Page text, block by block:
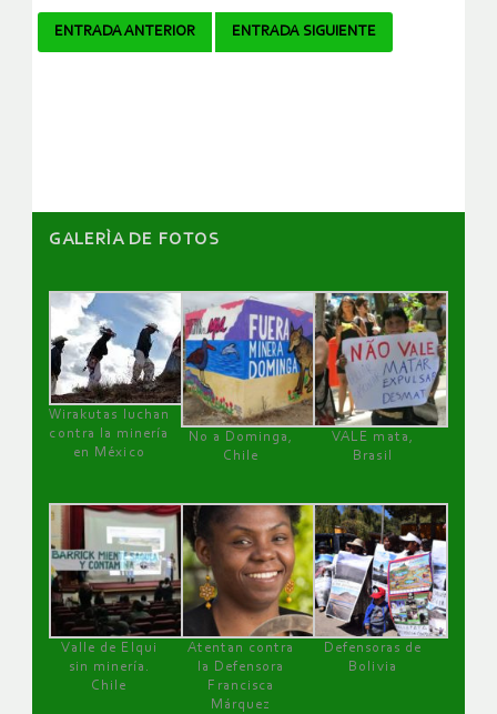
Navegador
ENTRADA ANTERIOR ENTRADA SIGUIENTE
GALERÌA DE FOTOS
Wirakutas luchan
contra la minería
en México
No a Dominga,
Chile
VALE mata,
Brasil
Valle de Elqui
sin minería.
Chile
Atentan contra
la Defensora
Francisca
Márquez
Defensoras de
Bolivia